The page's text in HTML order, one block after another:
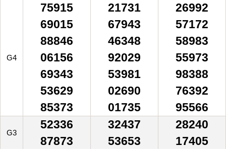
G4
75915
69015
88846
06156
69343
53629
85373
21731
67943
46348
92029
53981
02690
01735
26992
57172
58983
55973
98388
76392
95566
G3
52336
87873
32437
53653
28240
17405